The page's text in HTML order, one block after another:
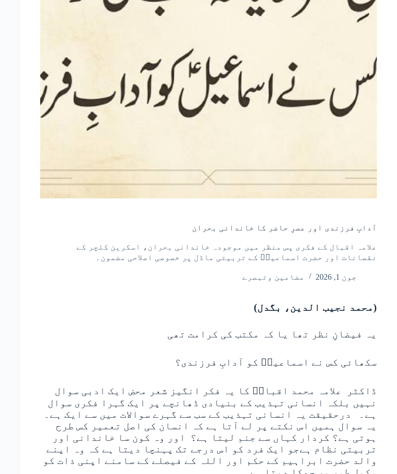
آدابِ فرزندی اور عصرِ حاضر کا خاندانی بحران
علامہ اقبال کے فکری پس منظر میں موجودہ خاندانی بحران، اسکرین کلچر کے
نقصانات اور حضرت اسماعیلؑ کے تربیتی ماڈل پر خصوصی اصلاحی مضمون۔
جون 1, 2026 مضامین وتبصرے
(محمد نجیب الدین، بگدل)
یہ فیضانِ نظر تھا یا کہ مکتب کی کرامت تھی
سکھائی کس نے اسماعیلؑ کو آدابِ فرزندی؟
ڈاکٹر علامہ محمد اقبالؒ کا یہ فکر انگیز شعر محض ایک ادبی سوال
نہیں بلکہ انسانی تہذیب کے بنیادی ڈھانچے پر ایک گہرا فکری سوال
ہے۔ درحقیقت یہ انسانی تہذیب کے سب سے گہرے سوالات میں سے ایک ہے۔
یہ سوال ہمیں اس نکتے پر لے آتا ہے کہ انسان کی اصل تعمیر کس طرح
ہوتی ہے؟ کردار کہاں سے جنم لیتا ہے؟ اور وہ کون سا خاندانی اور
تربیتی نظام ہےجو ایک فرد کو اس درجے تک پہنچا دیتا ہے کہ وہ اپنے
والد حضرت ابراہیم کے حکم اور اللہ کے فیصلے کے سامنے اپنی ذات کو